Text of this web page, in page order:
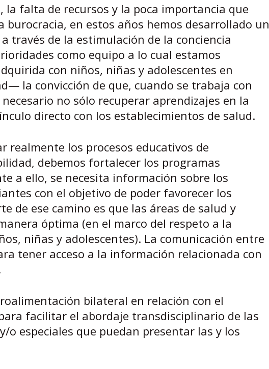
la falta de recursos y la poca importancia que
en estos años hemos desarrollado un
través de la estimulación de la conciencia
como equipo a lo cual estamos
con niños, niñas y adolescentes en
la convicción de que, cuando se trabaja con
no sólo recuperar aprendizajes en la
directo con los establecimientos de salud.
realmente los procesos educativos de
debemos fortalecer los programas
a ello, se necesita información sobre los
con el objetivo de poder favorecer los
de ese camino es que las áreas de salud y
óptima (en el marco del respeto a la
niñas y adolescentes). La comunicación entre
tener acceso a la información relacionada con
bilateral en relación con el
facilitar el abordaje transdisciplinario de las
o especiales que puedan presentar las y los